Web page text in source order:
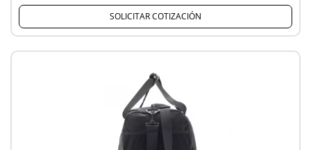
SOLICITAR COTIZACIÓN